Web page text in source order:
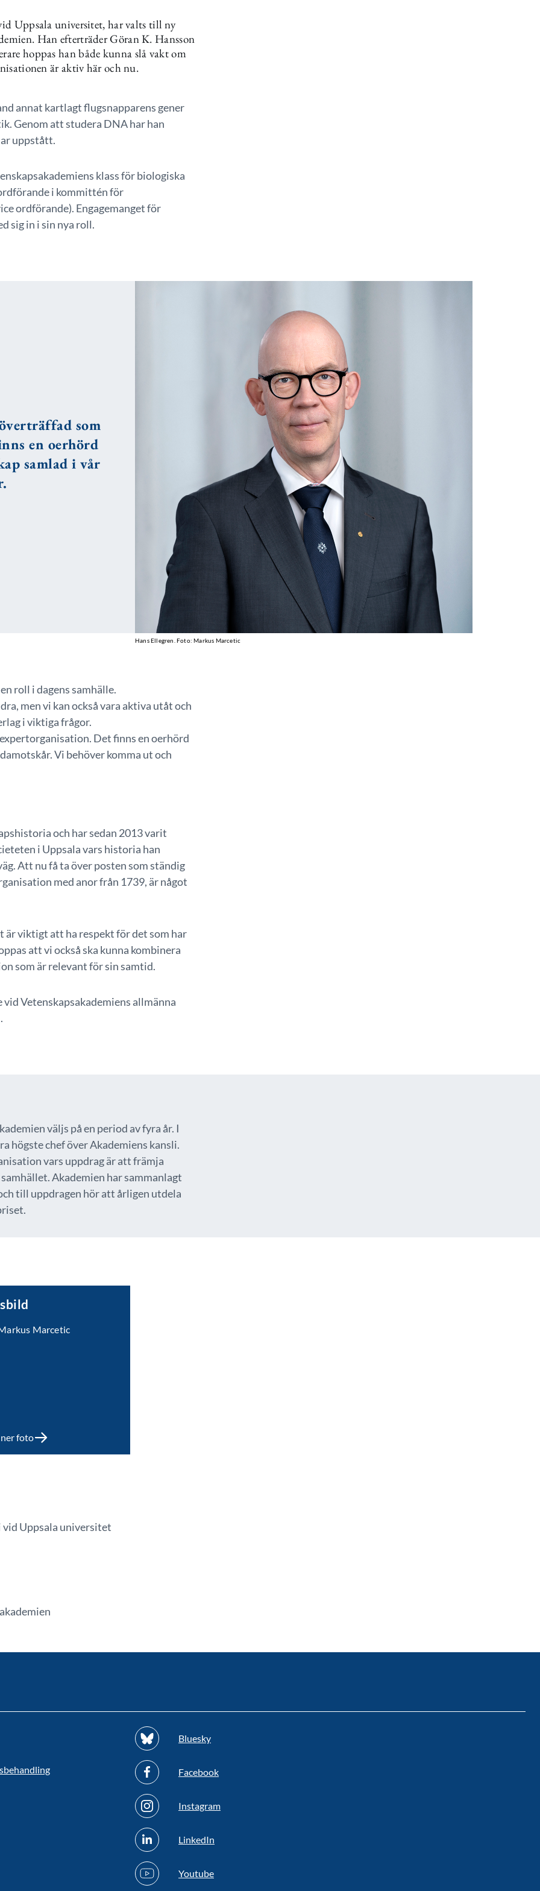
Uppsala universitet, har valts till ny
Han efterträder Göran K. Hansson
hoppas han både kunna slå vakt om
är aktiv här och nu.
annat kartlagt flugsnapparens gener
Genom att studera DNA har han
uppstått.
klass för biologiska
i kommittén för
ordförande). Engagemanget för
sig in i sin nya roll.
Hans Ellegren. Foto: Markus Marcetic
som
en oerhörd
samlad i vår
roll i dagens samhälle.
men vi kan också vara aktiva utåt och
i viktiga frågor.
Det finns en oerhörd
Vi behöver komma ut och
och har sedan 2013 varit
i Uppsala vars historia han
Att nu få ta över posten som ständig
med anor från 1739, är något
är viktigt att ha respekt för det som har
att vi också ska kunna kombinera
som är relevant för sin samtid.
Vetenskapsakademiens allmänna
väljs på en period av fyra år. I
högste chef över Akademiens kansli.
vars uppdrag är att främja
Akademien har sammanlagt
till uppdragen hör att årligen utdela
Marcetic
foto
Uppsala universitet
Bluesky
Facebook
Instagram
LinkedIn
Youtube